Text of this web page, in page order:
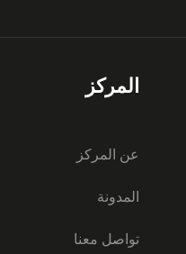
المركز
عن المركز
المدونة
تواصل معنا